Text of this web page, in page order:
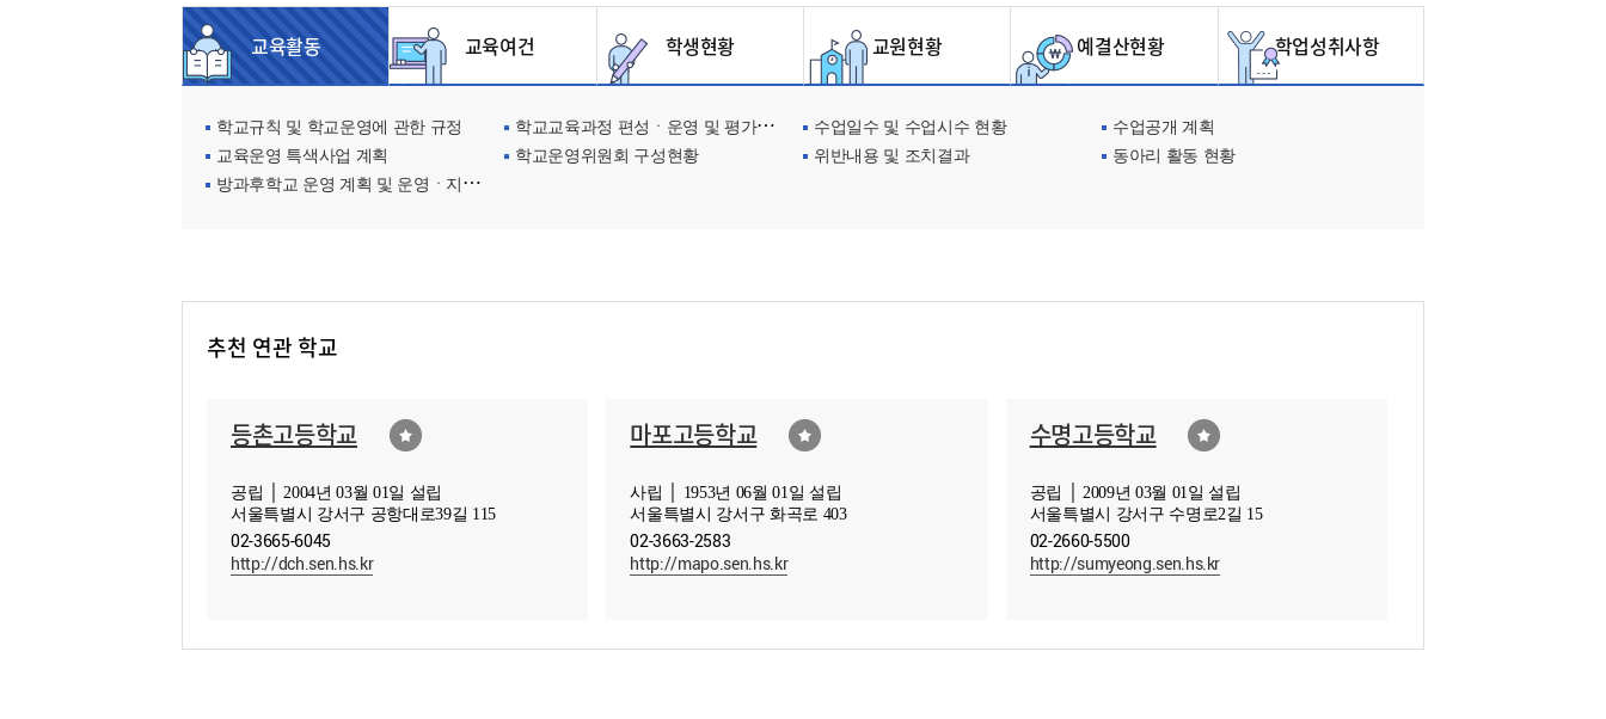
교육활동 교육여건 학생현황 교원현황 예결산현황 학업성취사항
학교규칙 및 학교운영에 관한 규정 학교교육과정 편성ㆍ운영 및 평가에 관한 사항 수업일수 및 수업시수 현황
수업공개 계획
교육운영 특색사업 계획
학교운영위원회 구성현황 위반내용 및 조치결과
동아리 활동 현황
방과후학교 운영 계획 및 운영ㆍ지원현황
추천 연관 학교
등촌고등학교
공립 │ 2004년 03월 01일 설립
서울특별시 강서구 공항대로39길 115
02-3665-6045
http://dch.sen.hs.kr
마포고등학교
사립 │ 1953년 06월 01일 설립
서울특별시 강서구 화곡로 403
02-3663-2583
http://mapo.sen.hs.kr
수명고등학교
공립 │ 2009년 03월 01일 설립
서울특별시 강서구 수명로2길 15
02-2660-5500
http://sumyeong.sen.hs.kr